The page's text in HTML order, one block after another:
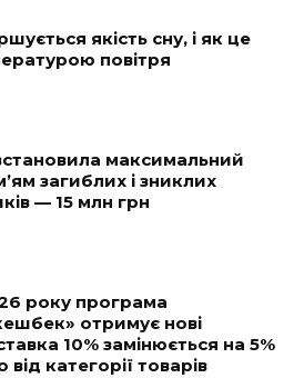
якість сну, і як це
повітря
максимальний
загиблих і зниклих
— 15 млн грн
року програма
отримує нові
10% замінюється на 5%
категорії товарів